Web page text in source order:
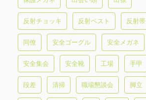
反射チョッキ 反射ベスト 反射帯
同僚 安全ゴーグル 安全メガネ
安全集会 安全靴 工場 手甲
段差 清掃 職場懇談会 脚立